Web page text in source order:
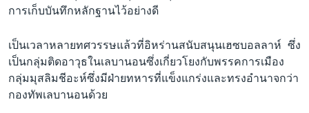
การเก็บบันทึกหลักฐานไว้อย่างดี
เป็นเวลาหลายทศวรรษแล้วที่อิหร่านสนับสนุนเฮซบอลลาห์ ซึ่ง
เป็นกลุ่มติดอาวุธในเลบานอนซึ่งเกี่ยวโยงกับพรรคการเมือง
กลุ่มมุสลิมชีอะห์ซึ่งมีฝ่ายทหารที่แข็งแกร่งและทรงอำนาจกว่า
กองทัพเลบานอนด้วย